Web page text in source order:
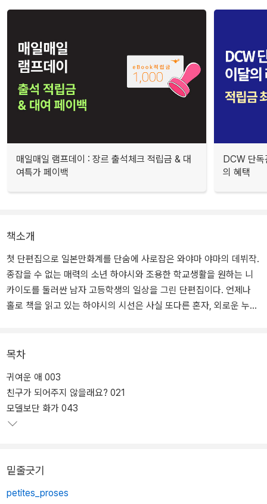
매일매일 램프데이 : 장르 출석체크 적립금 & 대
여특가 페이백
DCW 단독
의 혜택
책소개
첫 단편집으로 일본만화계를 단숨에 사로잡은 와야마 야마의 데뷔작.
종잡을 수 없는 매력의 소년 하야시와 조용한 학교생활을 원하는 니
카이도를 둘러싼 남자 고등학생의 일상을 그린 단편집이다. 언제나
홀로 책을 읽고 있는 하야시의 시선은 사실 또다른 혼자, 외로운 누군
리는 때로는 엉뚱하고 때로는 순수한 청춘의 순간을 따라가다보면,
작품 구석에 그려진 인물들의 미세한 표정, 유연함과 나른함이 느껴
지는 연출, 독특한 화풍으로 그려진 미형의 소년들에서는 탄탄한 표
현력이 느껴진다. 여기에 빙그레하고 저절로 웃음 지어지는 시시콜콜
목차
귀여운 애 003
친구가 되어주지 않을래요? 021
모델보단 화가 043
밑줄긋기
petites_proses